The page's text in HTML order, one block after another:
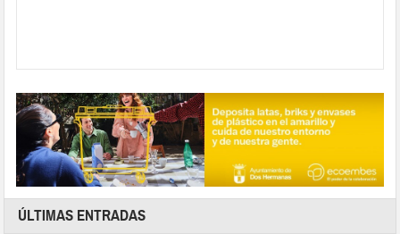
ÚLTIMAS ENTRADAS